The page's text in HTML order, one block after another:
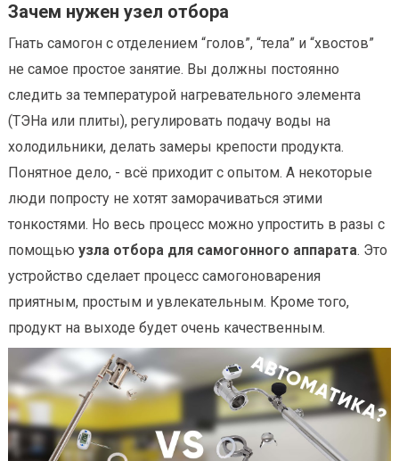
Зачем нужен узел отбора
Гнать самогон с отделением “голов”, “тела” и “хвостов”
не самое простое занятие. Вы должны постоянно
следить за температурой нагревательного элемента
(ТЭНа или плиты), регулировать подачу воды на
холодильники, делать замеры крепости продукта.
Понятное дело, - всё приходит с опытом. А некоторые
люди попросту не хотят заморачиваться этими
тонкостями. Но весь процесс можно упростить в разы с
помощью узла отбора для самогонного аппарата. Это
устройство сделает процесс самогоноварения
приятным, простым и увлекательным. Кроме того,
продукт на выходе будет очень качественным.